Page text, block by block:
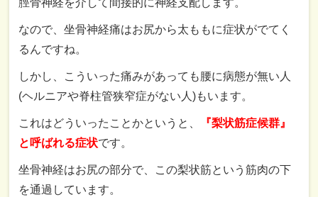
脛骨神経を介して間接的に神経支配します。
なので、坐骨神経痛はお尻から太ももに症状がでてく
るんですね。
しかし、こういった痛みがあっても腰に病態が無い人
(ヘルニアや脊柱管狭窄症がない人)もいます。
これはどういったことかというと、
『梨状筋症候群』
と呼ばれる症状です。
坐骨神経はお尻の部分で、この梨状筋という筋肉の下
を通過しています。